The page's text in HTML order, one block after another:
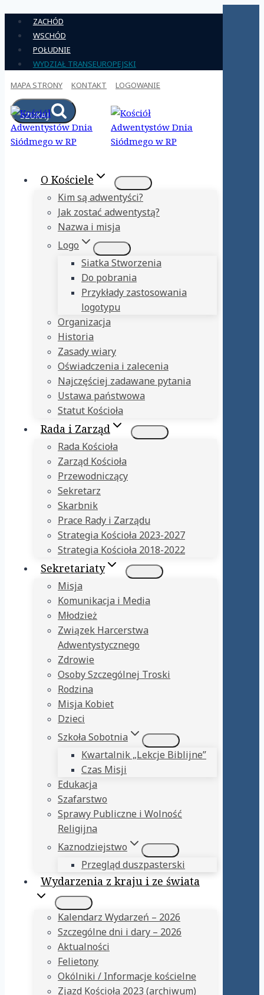
Przejdź
treści
ZACHÓD
WSCHÓD
POŁUDNIE
WYDZIAŁ TRANSEUROPEJSKI
MAPA STRONY
KONTAKT LOGOWANIE
SZUKAJ
O Kościele
Kim są adwentyści?
Jak zostać adwentystą?
Nazwa i misja
Logo
Siatka Stworzenia
Do pobrania
Przykłady zastosowania
logotypu
Organizacja
Historia
Zasady wiary
Oświadczenia i zalecenia
Najczęściej zadawane pytania
Ustawa państwowa
Statut Kościoła
Rada i Zarząd
Rada Kościoła
Zarząd Kościoła
Przewodniczący
Sekretarz
Skarbnik
Prace Rady i Zarządu
Strategia Kościoła 2023-2027
Strategia Kościoła 2018-2022
Sekretariaty
Misja
Komunikacja i Media
Młodzież
Związek Harcerstwa
Adwentystycznego
Zdrowie
Osoby Szczególnej Troski
Rodzina
Misja Kobiet
Dzieci
Szkoła Sobotnia
Kwartalnik „Lekcje Biblijne”
Czas Misji
Edukacja
Szafarstwo
Sprawy Publiczne i Wolność
Religijna
Kaznodziejstwo
Przegląd duszpasterski
Wydarzenia z kraju i ze świata
Kalendarz Wydarzeń – 2026
Szczególne dni i dary – 2026
Aktualności
Felietony
Okólniki / Informacje kościelne
Zjazd Kościoła 2023 (archiwum)